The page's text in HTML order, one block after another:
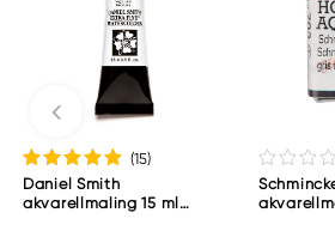
(15)
Daniel Smith
akvarellmaling 15 ml